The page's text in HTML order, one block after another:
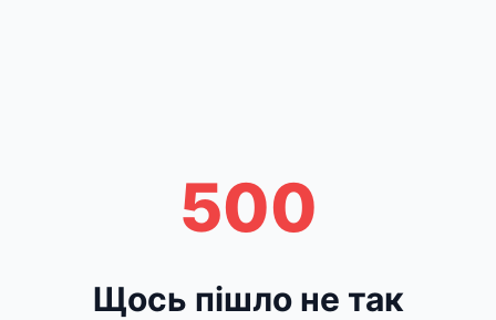
500
Щось пішло не так